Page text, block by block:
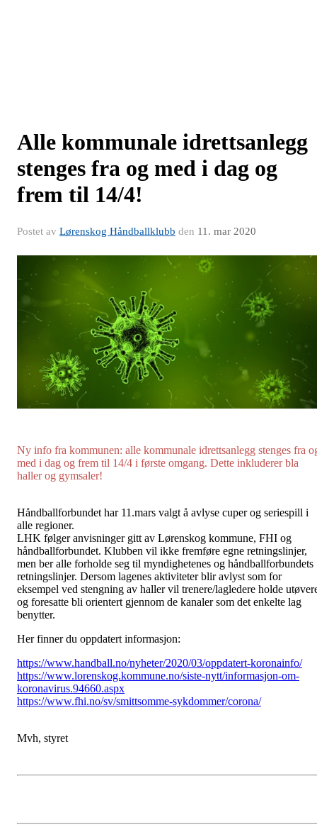
Alle kommunale idrettsanlegg
stenges fra og med i dag og
frem til 14/4!
Postet av Lørenskog Håndballklubb den 11. mar 2020
Ny info fra kommunen: alle kommunale idrettsanlegg stenges fra
med i dag og frem til 14/4 i første omgang. Dette inkluderer bla
haller og gymsaler!
Håndballforbundet har 11.mars valgt å avlyse cuper og seriespill i
alle regioner.
LHK følger anvisninger gitt av Lørenskog kommune, FHI og
håndballforbundet. Klubben vil ikke fremføre egne retningslinjer,
men ber alle forholde seg til myndighetenes og håndballforbundets
retningslinjer. Dersom lagenes aktiviteter blir avlyst som for
eksempel ved stengning av haller vil trenere/lagledere holde
og foresatte bli orientert gjennom de kanaler som det enkelte lag
benytter.
Her finner du oppdatert informasjon:
https://www.handball.no/nyheter/2020/03/oppdatert-koronainfo/
https://www.lorenskog.kommune.no/siste-nytt/informasjon-om-
koronavirus.94660.aspx
https://www.fhi.no/sv/smittsomme-sykdommer/corona/
Mvh, styret